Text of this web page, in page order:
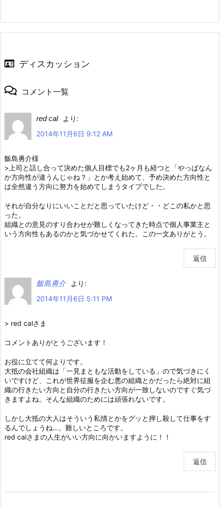
ディスカッション
コメント一覧
red cal
より:
2014年11月6日 9:12 AM
飯島勇介様
>上司と話し合って決めた個人目標でも2ヶ月も経つと「やっぱなん
か方向性が違うんじゃね？」とか考え始めて、予め決めた方向性と
は全然違う方向に努力を始めてしまうタイプでした。
それが自分なりにいいことだと思っていたけど・・どこの私かと思
った。
組織との意見のすり合わせが難しくなってきた時点で個人事業主と
いう方向性もあるのかと気づかせてくれた。この一文ありがとう。
返信
飯島勇介
より:
2014年11月6日 5:11 PM
> red calさま
コメントありがとうございます！
お役に立てて何よりです。
大抵の会社組織は「一見まともな活動をしている」ので気づきにく
いですけど、これが世界征服を企む悪の組織とかだったら絶対に組
織の行きたい方向と自分の行きたい方向が一致しないのですぐ気づ
きますよね。そんな組織のためには頑張れないです。
しかし大抵の大人はそういう私情とかをグッと押し殺して仕事をす
るんでしょうね…。難しいところです。
red calさまの人生がいい方向に向かいますように！！
返信